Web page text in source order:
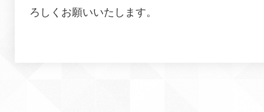
ろしくお願いいたします。